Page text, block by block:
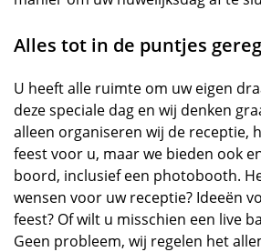
Alles tot in de puntjes
U heeft alle ruimte om uw eigen
deze speciale dag en wij denken
alleen organiseren wij de receptie,
feest voor u, maar we bieden ook
boord, inclusief een photobooth.
wensen voor uw receptie? Ideeën
feest? Of wilt u misschien een live
Geen probleem, wij regelen het